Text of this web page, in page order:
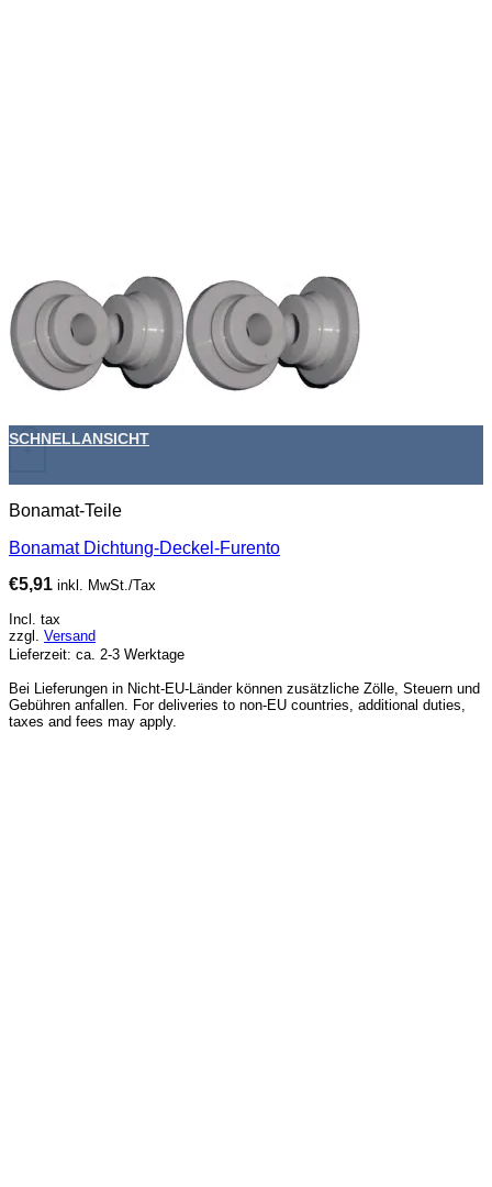
+
SCHNELLANSICHT
Bonamat-Teile
Bonamat Dichtung-Deckel-Furento
€5,91 inkl. MwSt./Tax
Incl. tax
zzgl. Versand
Lieferzeit: ca. 2-3 Werktage
Bei Lieferungen in Nicht-EU-Länder können zusätzliche Zölle, Steuern und
Gebühren anfallen. For deliveries to non-EU countries, additional duties,
taxes and fees may apply.